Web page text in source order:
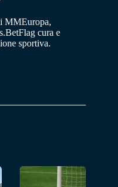
MMEuropa,
cura e
sportiva.